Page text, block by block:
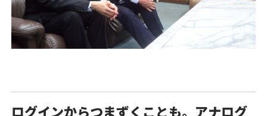
ログインからつまずくことも。アナログ